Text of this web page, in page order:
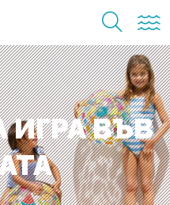
ИГРА ВЪВ